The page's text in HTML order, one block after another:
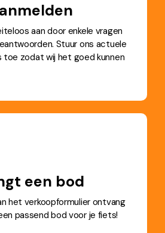
aan door enkele vragen
Stuur ons actuele
zodat wij het goed kunnen
een bod
het verkoopformulier ontvang
passend bod voor je fiets!